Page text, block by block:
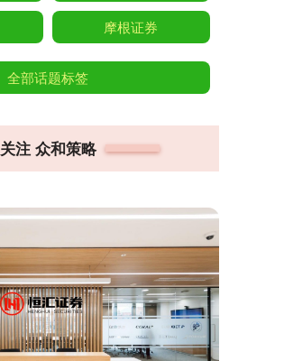
摩根证券
全部话题标签
关注 众和策略